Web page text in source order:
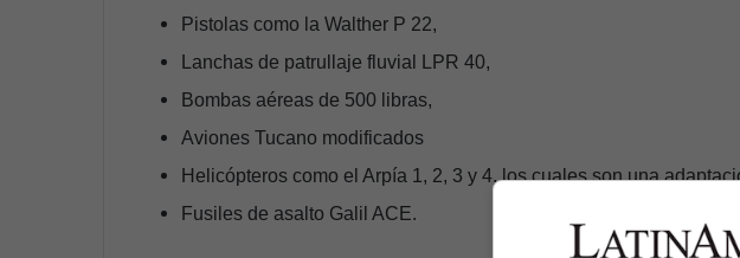
Pistolas como la Walther P 22,
Lanchas de patrullaje fluvial LPR 40,
Bombas aéreas de 500 libras,
Aviones Tucano modificados
Helicópteros como el Arpía 1, 2, 3 y 4, los cuales son una
Fusiles de asalto Galil ACE.